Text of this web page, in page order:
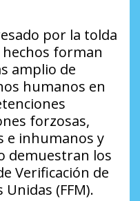
por la tolda
forman
amplio de
humanos en
forzosas,
e inhumanos y
demuestran los
Verificación de
(FFM).